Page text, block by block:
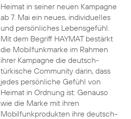
Heimat in seiner neuen Kampagne
ab 7. Mai ein neues, individuelles
und persönliches Lebensgefühl.
Mit dem Begriff HAYMAT bestärkt
die Mobilfunkmarke im Rahmen
ihrer Kampagne die deutsch-
türkische Community darin, dass
jedes persönliche Gefühl von
Heimat in Ordnung ist: Genauso
wie die Marke mit ihren
Mobilfunkprodukten ihre deutsch-